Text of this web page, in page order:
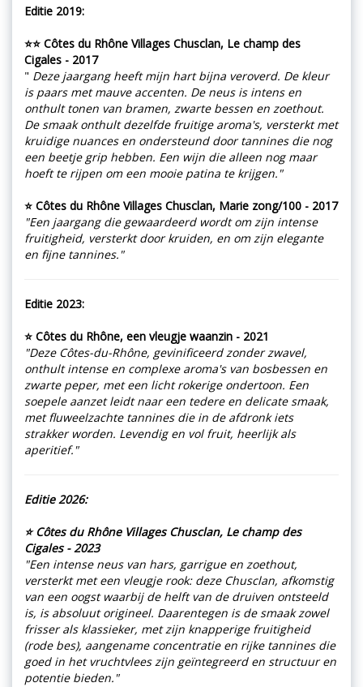
Editie 2019:
⭐⭐ Côtes du Rhône Villages Chusclan, Le champ des
Cigales - 2017
" Deze jaargang heeft mijn hart bijna veroverd. De kleur
is paars met mauve accenten. De neus is intens en
onthult tonen van bramen, zwarte bessen en zoethout.
De smaak onthult dezelfde fruitige aroma's, versterkt met
kruidige nuances en ondersteund door tannines die nog
een beetje grip hebben. Een wijn die alleen nog maar
hoeft te rijpen om een mooie patina te krijgen."
⭐ Côtes du Rhône Villages Chusclan, Marie zong/100 - 2017
"Een jaargang die gewaardeerd wordt om zijn intense
fruitigheid, versterkt door kruiden, en om zijn elegante
en fijne tannines."
Editie 2023:
⭐ Côtes du Rhône, een vleugje waanzin - 2021
"Deze Côtes-du-Rhône, gevinificeerd zonder zwavel,
onthult intense en complexe aroma's van bosbessen en
zwarte peper, met een licht rokerige ondertoon. Een
soepele aanzet leidt naar een tedere en delicate smaak,
met fluweelzachte tannines die in de afdronk iets
strakker worden. Levendig en vol fruit, heerlijk als
aperitief."
Editie 2026:
⭐ Côtes du Rhône Villages Chusclan, Le champ des
Cigales - 2023
"Een intense neus van hars, garrigue en zoethout,
versterkt met een vleugje rook: deze Chusclan, afkomstig
van een oogst waarbij de helft van de druiven ontsteeld
is, is absoluut origineel. Daarentegen is de smaak zowel
frisser als klassieker, met zijn knapperige fruitigheid
(rode bes), aangename concentratie en rijke tannines die
goed in het vruchtvlees zijn geïntegreerd en structuur en
potentie bieden."